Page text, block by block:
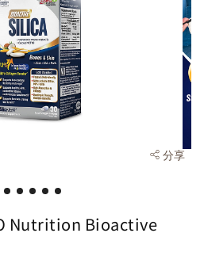
分享
Nutrition Bioactive